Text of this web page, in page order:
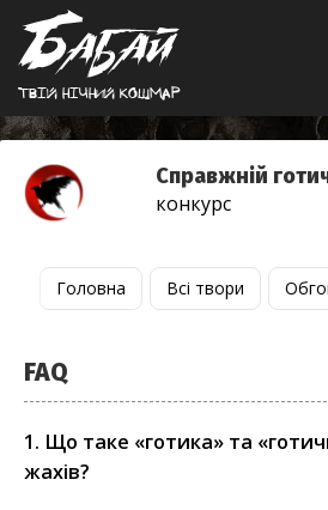
Твiй нiчний кошмар
Справжній
конкурс
Головна Всі твори
FAQ
1. Що таке «готика» та
жахів?